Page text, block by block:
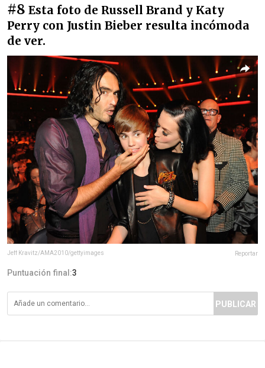
#8 Esta foto de Russell Brand y Katy
Perry con Justin Bieber resulta incómoda
de ver.
Jeff Kravitz/AMA2010/gettyimages Reportar
Puntuación final:3
PUBLICAR